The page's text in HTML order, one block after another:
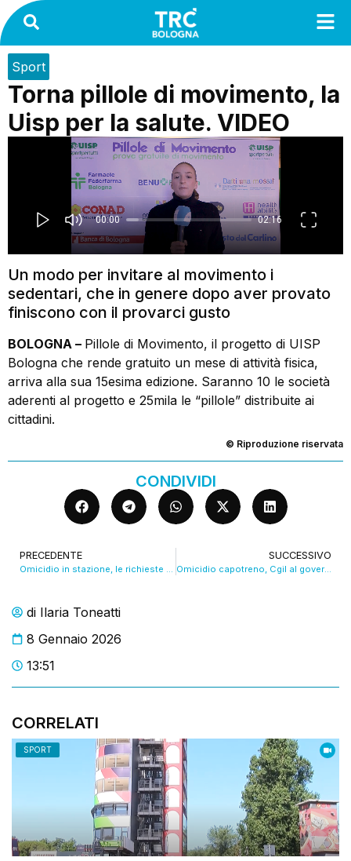
di Ilaria Toneatti
8 Gennaio 2026
13:51
CORRELATI
SPORT
Sport
Torna pillole di movimento, la
Uisp per la salute. VIDEO
Un modo per invitare al movimento i
sedentari, che in genere dopo aver provato
finiscono con il provarci gusto
BOLOGNA – Pillole di Movimento, il progetto di UISP
Bologna che rende gratuito un mese di attività fisica,
arriva alla sua 15esima edizione. Saranno 10 le società
aderenti al progetto e 25mila le “pillole” distribuite ai
cittadini.
© Riproduzione riservata
CONDIVIDI
PRECEDENTE
Omicidio in stazione, le richieste sulla sicurezza. VIDEO
SUCCESSIVO
Omicidio capotreno, Cgil al governo: “Basta slogan servono fatti”. VIDEO